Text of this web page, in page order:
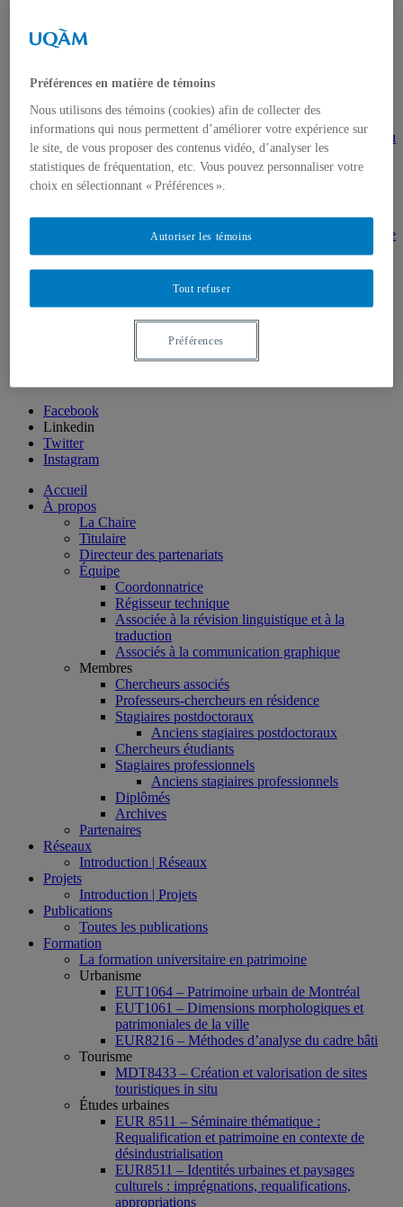
Stages
touristiques
MDT8101 – Culture et tourisme
MSL9005 – La patrimonialisation
EUR7102 – Dimensions sociales et culturelles du
tourisme
EUR8216 – Méthodes d’analyse du cadre bâti
EUR8460 – Patrimoine et requalification des
EUR8511 – Patrimoine et développement local
EUT1065 – Gestion et valorisation du patrimoine
Séminaire d’exploration en études urbaines –
Patrimonialisation et représentations
Introduction | Événements
Facebook
Linkedin
Twitter
Instagram
Accueil
À propos
La Chaire
Titulaire
Directeur des partenariats
Équipe
Coordonnatrice
Régisseur technique
Associée à la révision linguistique et à la
traduction
Associés à la communication graphique
Membres
Chercheurs associés
Professeurs-chercheurs en résidence
Stagiaires postdoctoraux
Anciens stagiaires postdoctoraux
Chercheurs étudiants
Stagiaires professionnels
Anciens stagiaires professionnels
Diplômés
Archives
Partenaires
Réseaux
Introduction | Réseaux
Projets
Introduction | Projets
Publications
Toutes les publications
Formation
La formation universitaire en patrimoine
Urbanisme
EUT1064 – Patrimoine urbain de Montréal
EUT1061 – Dimensions morphologiques et
patrimoniales de la ville
EUR8216 – Méthodes d’analyse du cadre bâti
Tourisme
MDT8433 – Création et valorisation de sites
touristiques in situ
Études urbaines
EUR 8511 – Séminaire thématique :
Requalification et patrimoine en contexte de
désindustrialisation
EUR8511 – Identités urbaines et paysages
culturels : imprégnations, requalifications,
appropriations
Préférences en matière de témoins
Nous utilisons des témoins (cookies) afin de collecter des
informations qui nous permettent d’améliorer votre expérience sur
le site, de vous proposer des contenus vidéo, d’analyser les
statistiques de fréquentation, etc. Vous pouvez personnaliser votre
choix en sélectionnant « Préférences ».
Tout refuser
Autoriser les témoins
Préférences